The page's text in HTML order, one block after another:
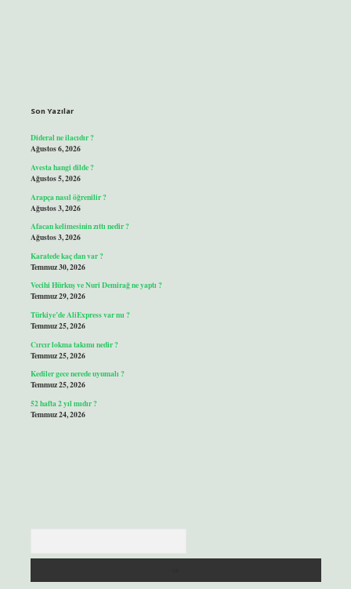
Son Yazılar
Dideral ne ilacıdır ?
Ağustos 6, 2026
Avesta hangi dilde ?
Ağustos 5, 2026
Arapça nasıl öğrenilir ?
Ağustos 3, 2026
Afacan kelimesinin zıttı nedir ?
Ağustos 3, 2026
Karatede kaç dan var ?
Temmuz 30, 2026
Vecihi Hürkuş ve Nuri Demirağ ne yaptı ?
Temmuz 29, 2026
Türkiye’de AliExpress var mı ?
Temmuz 25, 2026
Cırcır lokma takımı nedir ?
Temmuz 25, 2026
Kediler gece nerede uyumalı ?
Temmuz 25, 2026
52 hafta 2 yıl mıdır ?
Temmuz 24, 2026